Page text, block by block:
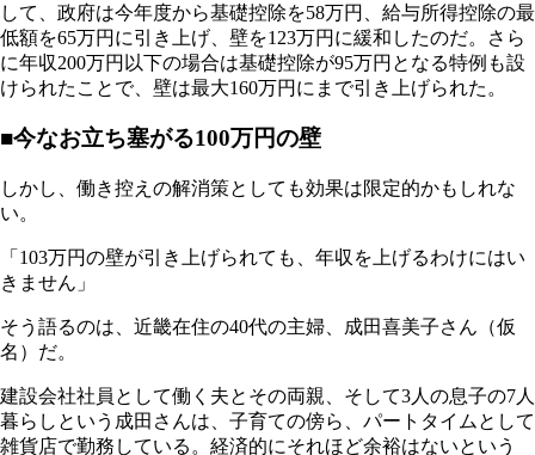
して、政府は今年度から基礎控除を58万円、給与所得控除の最
低額を65万円に引き上げ、壁を123万円に緩和したのだ。さら
に年収200万円以下の場合は基礎控除が95万円となる特例も設
けられたことで、壁は最大160万円にまで引き上げられた。
■今なお立ち塞がる100万円の壁
しかし、働き控えの解消策としても効果は限定的かもしれな
い。
「103万円の壁が引き上げられても、年収を上げるわけにはい
きません」
そう語るのは、近畿在住の40代の主婦、成田喜美子さん（仮
名）だ。
建設会社社員として働く夫とその両親、そして3人の息子の7人
暮らしという成田さんは、子育ての傍ら、パートタイムとして
雑貨店で勤務している。経済的にそれほど余裕はないという